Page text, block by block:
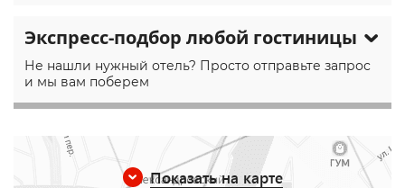
Экспресс-подбор любой гостиницы
Не нашли нужный отель? Просто отправьте запрос
и мы вам поберем
Показать на карте